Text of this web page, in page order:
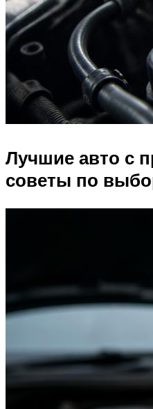
Лучшие авто с
советы по